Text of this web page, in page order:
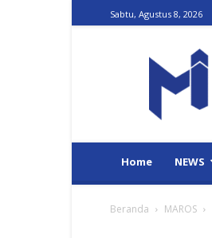
Sabtu, Agustus 8, 2026
Home NEWS
Beranda MAROS